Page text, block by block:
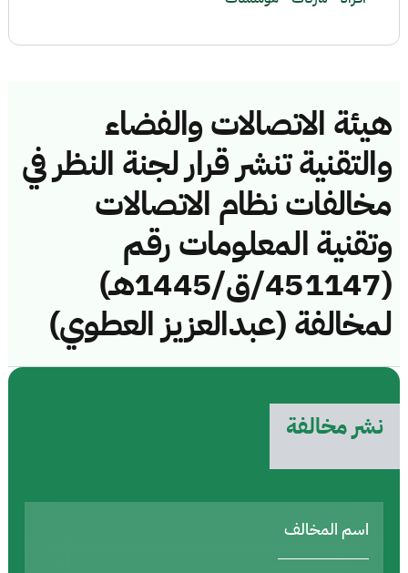
هيئة الاتصالات والفضاء
والتقنية تنشر قرار لجنة النظر في
مخالفات نظام الاتصالات
وتقنية المعلومات رقم
(451147/ق/1445هـ)
لمخالفة (عبدالعزيز العطوي)
نشر مخالفة
اسم المخالف